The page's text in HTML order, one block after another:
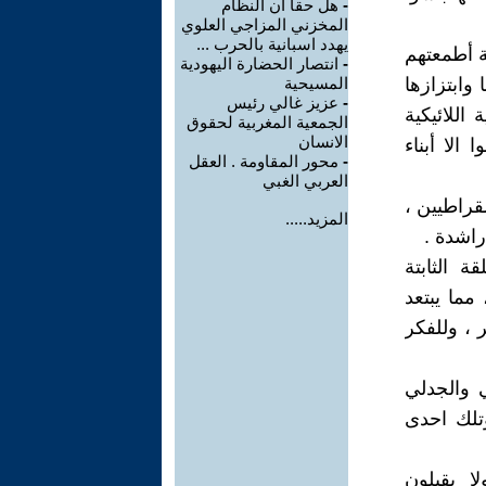
أطمعتهم
أبناء
،
راشدة .
الثابتة
يبتعد
، وللفكر
والجدلي
احدى
يقبلون
- هل حقا ان النظام
المخزني المزاجي العلوي
يهدد اسبانية بالحرب ...
- انتصار الحضارة اليهودية
المسيحية
- عزيز غالي رئيس
الجمعية المغربية لحقوق
الانسان
- محور المقاومة . العقل
العربي الغبي
المزيد.....